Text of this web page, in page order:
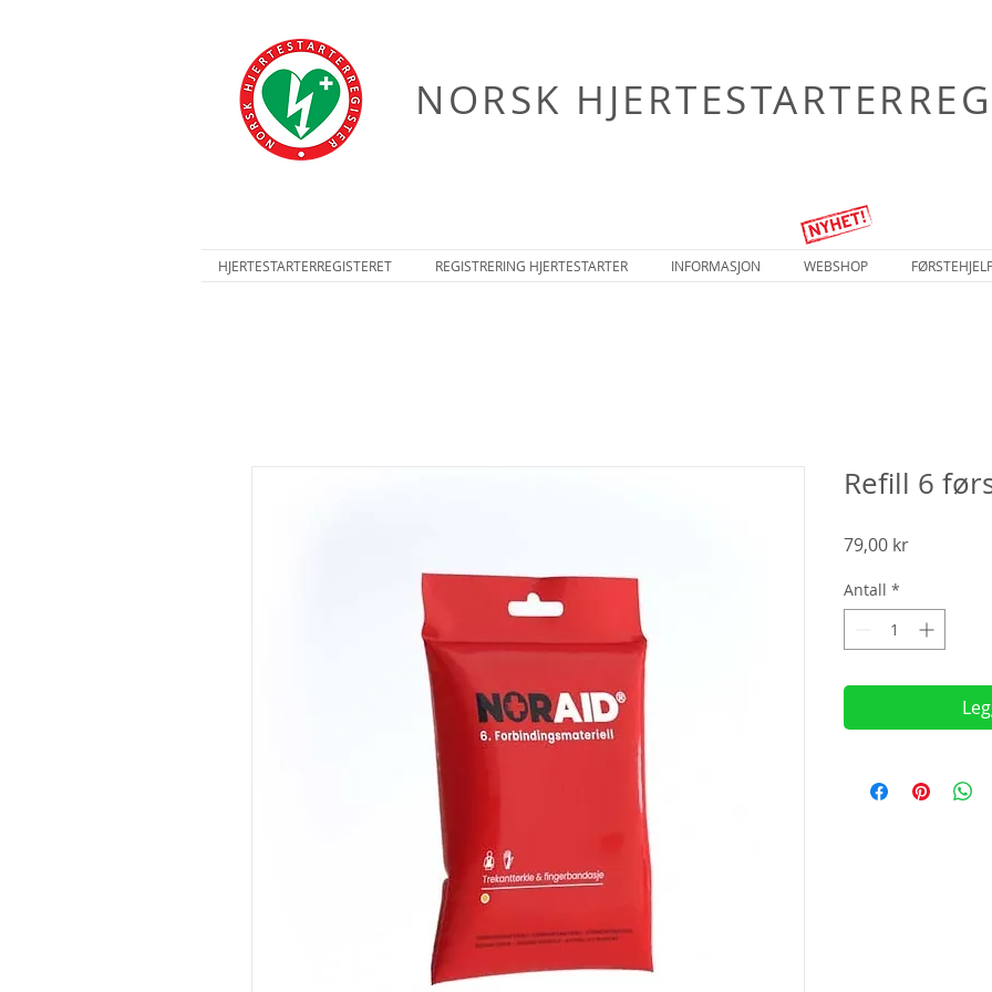
NORSK
HJERTESTARTERREGISTERET REGISTRERING HJERTESTARTER INFORMASJON WEBSHOP
Refill 6
79,00 krPris
Antall *